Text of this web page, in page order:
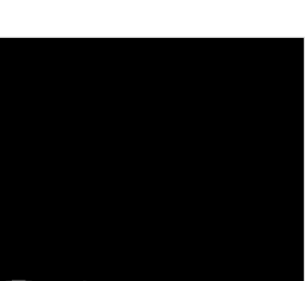
対応可能です。 【カーショップジャ